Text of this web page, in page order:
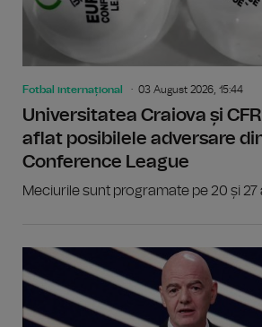
Fotbal internațional 03 August 2026, 15:44
Universitatea Craiova și
aflat posibilele adversare
Conference League
Meciurile sunt programate pe 20 și 27